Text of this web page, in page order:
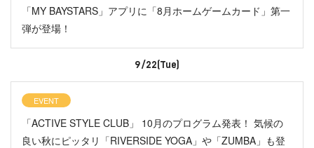
「MY BAYSTARS」アプリに「8月ホームゲームカード」第一
弾が登場！
9/22(Tue)
EVENT
「ACTIVE STYLE CLUB」 10月のプログラム発表！ 気候の
良い秋にピッタリ「RIVERSIDE YOGA」や「ZUMBA」も登